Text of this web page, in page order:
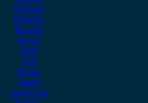
Peugeot
Porsche
Renault
Rover
Saab
Seat
Skoda
Smart
ssangyong